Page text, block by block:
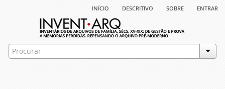
início descritivo sobre entrar